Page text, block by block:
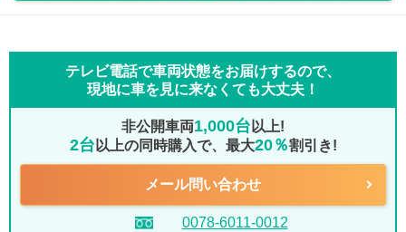
テレビ電話で車両状態をお届けするので、
現地に車を見に来なくても大丈夫！
非公開車両1,000台 以上!
2台 以上の同時購入で、最大20％割引き!
メール問い合わせ
0078-6011-0012